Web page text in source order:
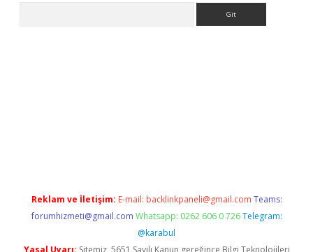
Reklam ve İletişim: E-mail: backlinkpaneli@gmail.com Teams:
forumhizmeti@gmail.com Whatsapp: 0262 606 0 726 Telegram:
@karabul
Yasal Uyarı: Sitemiz, 5651 Sayılı Kanun gereğince Bilgi Teknolojileri